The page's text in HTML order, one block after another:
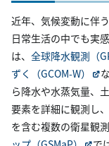
近年、気候変動に伴
日常生活の中でも実
は、 全球降水観測（
ずく（GCOM-W）
ら降水や水蒸気量、
要素を詳細に観測し
を含む複数の衛星観